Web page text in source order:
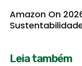
Amazon On
Leia também